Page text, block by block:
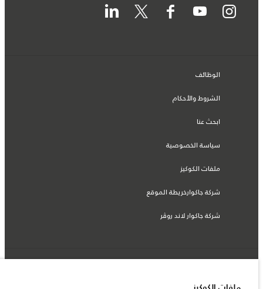
الوظائف
الشروط والأحكام
ابحث عنا
سياسة الخصوصية
ملفات الكوكيز
شركة جاكوارخريطة الموقع
شركة جاكوار لاند روڤر